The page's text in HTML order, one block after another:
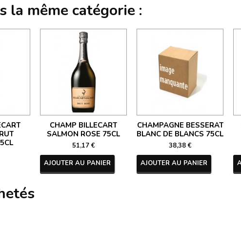
la même catégorie :
CHAMP BILLECART
SALMON ROSE 75CL
51,17 €
AJOUTER AU PANIER
CHAMPAGNE BESSERAT
BLANC DE BLANCS 75CL
38,38 €
AJOUTER AU PANIER